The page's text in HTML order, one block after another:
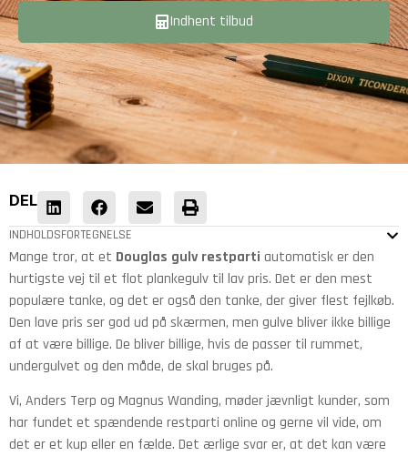
Indhent tilbud
DEL
INDHOLDSFORTEGNELSE
Mange tror, at et Douglas gulv restparti automatisk er den
hurtigste vej til et flot plankegulv til lav pris. Det er den mest
populære tanke, og det er også den tanke, der giver flest fejlkøb.
Den lave pris ser god ud på skærmen, men gulve bliver ikke billige
af at være billige. De bliver billige, hvis de passer til rummet,
undergulvet og den måde, de skal bruges på.
Vi, Anders Terp og Magnus Wanding, møder jævnligt kunder, som
har fundet et spændende restparti online og gerne vil vide, om
det er et kup eller en fælde. Det ærlige svar er, at det kan være